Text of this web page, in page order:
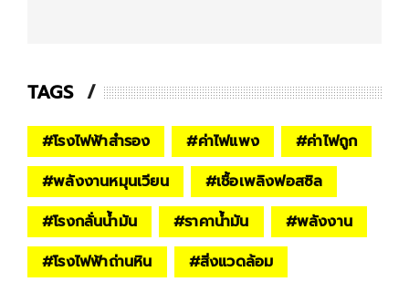
TAGS
#โรงไฟฟ้าสำรอง #ค่าไฟแพง #ค่าไฟถูก
#พลังงานหมุนเวียน #เชื้อเพลิงฟอสซิล
#โรงกลั่นน้ำมัน #ราคาน้ำมัน #พลังงาน
#โรงไฟฟ้าถ่านหิน #สิ่งแวดล้อม